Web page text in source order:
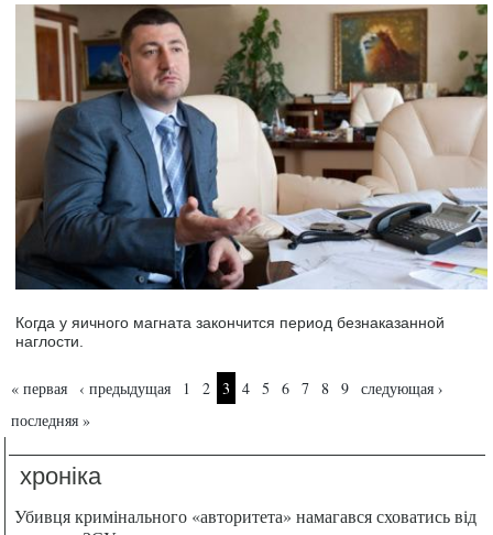
Когда у яичного магната закончится период безнаказанной
наглости.
Страницы
« первая ‹ предыдущая 1 2 3 4 5 6 7 8 9
следующая ›
последняя »
хроніка
Убивця кримінального «авторитета» намагався сховатись від